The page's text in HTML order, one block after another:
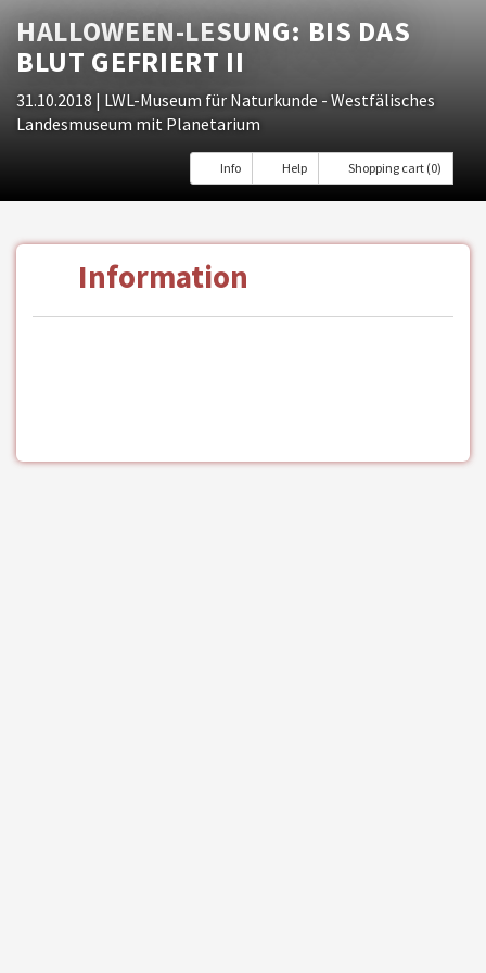
HALLOWEEN-LESUNG: BIS DAS
BLUT GEFRIERT II
31.10.2018 | LWL-Museum für Naturkunde - Westfälisches
Landesmuseum mit Planetarium
Info Help Shopping cart (0)
Information